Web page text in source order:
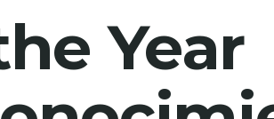
Year